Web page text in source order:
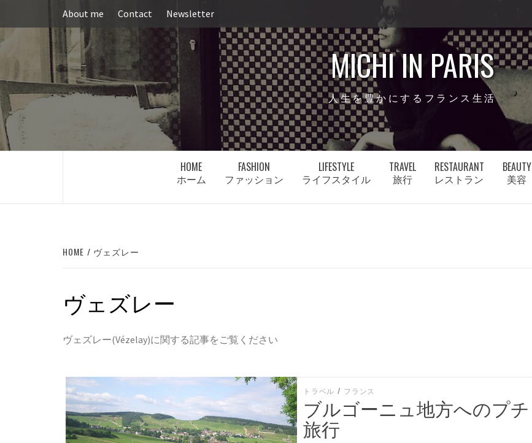
About me Contact Newsletter
MICHI IN PARIS
人生を豊かにするフランス生活
HOME
ホーム
FASHION
ファッション
LIFESTYLE
ライフスタイル
TRAVEL
旅行
RESTAURANT
レストラン
BEAUTY
美容
HOME ヴェズレー
ヴェズレー
ヴェズレー(Vézelay)に関する記事をご覧ください
トラベル / フランス
ブルゴーニュ地方へのプチ
旅行